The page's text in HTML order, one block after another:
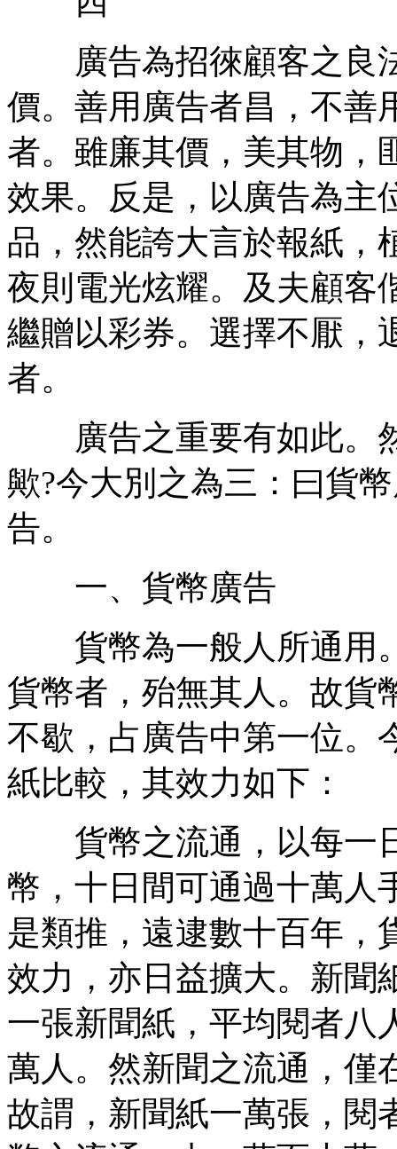
廣告為招徠顧客之良
價。善用廣告者昌，不善
者。雖廉其價，美其物，
效果。反是，以廣告為主
品，然能誇大言於報紙，
夜則電光炫耀。及夫顧客
繼贈以彩券。選擇不厭，
者。
廣告之重要有如此。
歟?今大別之為三：曰貨
告。
一、貨幣廣告
貨幣為一般人所通用
貨幣者，殆無其人。故貨
不歇，占廣告中第一位。
紙比較，其效力如下：
貨幣之流通，以每一
幣，十日間可通過十萬人
是類推，遠逮數十百年，
效力，亦日益擴大。新聞
一張新聞紙，平均閱者八
萬人。然新聞之流通，僅
故謂，新聞紙一萬張，閱